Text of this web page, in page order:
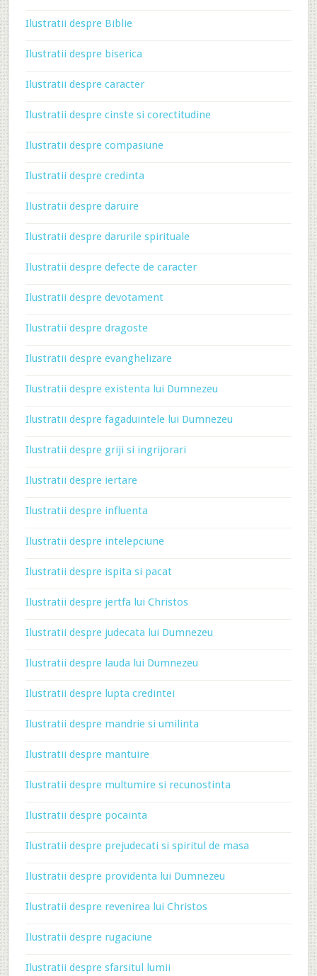
Ilustratii despre Biblie
Ilustratii despre biserica
Ilustratii despre caracter
Ilustratii despre cinste si corectitudine
Ilustratii despre compasiune
Ilustratii despre credinta
Ilustratii despre daruire
Ilustratii despre darurile spirituale
Ilustratii despre defecte de caracter
Ilustratii despre devotament
Ilustratii despre dragoste
Ilustratii despre evanghelizare
Ilustratii despre existenta lui Dumnezeu
Ilustratii despre fagaduintele lui Dumnezeu
Ilustratii despre griji si ingrijorari
Ilustratii despre iertare
Ilustratii despre influenta
Ilustratii despre intelepciune
Ilustratii despre ispita si pacat
Ilustratii despre jertfa lui Christos
Ilustratii despre judecata lui Dumnezeu
Ilustratii despre lauda lui Dumnezeu
Ilustratii despre lupta credintei
Ilustratii despre mandrie si umilinta
Ilustratii despre mantuire
Ilustratii despre multumire si recunostinta
Ilustratii despre pocainta
Ilustratii despre prejudecati si spiritul de masa
Ilustratii despre providenta lui Dumnezeu
Ilustratii despre revenirea lui Christos
Ilustratii despre rugaciune
Ilustratii despre sfarsitul lumii